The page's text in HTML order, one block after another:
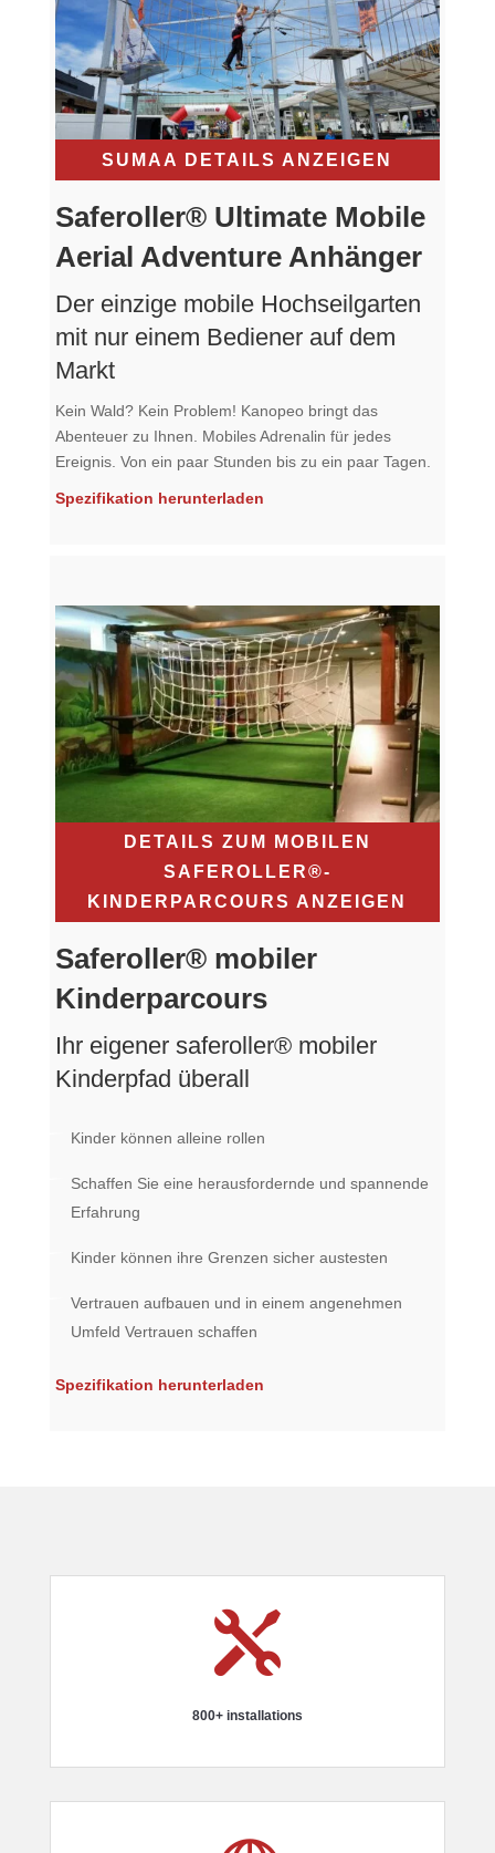
SUMAA DETAILS ANZEIGEN
Saferoller® Ultimate Mobile
Aerial Adventure Anhänger
Der einzige mobile Hochseilgarten
mit nur einem Bediener auf dem
Markt
Kein Wald? Kein Problem! Kanopeo bringt das
Abenteuer zu Ihnen. Mobiles Adrenalin für jedes
Ereignis. Von ein paar Stunden bis zu ein paar Tagen.
Spezifikation herunterladen
DETAILS ZUM MOBILEN
SAFEROLLER®-
KINDERPARCOURS ANZEIGEN
Saferoller® mobiler
Kinderparcours
Ihr eigener saferoller® mobiler
Kinderpfad überall
Kinder können alleine rollen
Schaffen Sie eine herausfordernde und spannende
Erfahrung
Kinder können ihre Grenzen sicher austesten
Vertrauen aufbauen und in einem angenehmen
Umfeld Vertrauen schaffen
Spezifikation herunterladen

800+ installations